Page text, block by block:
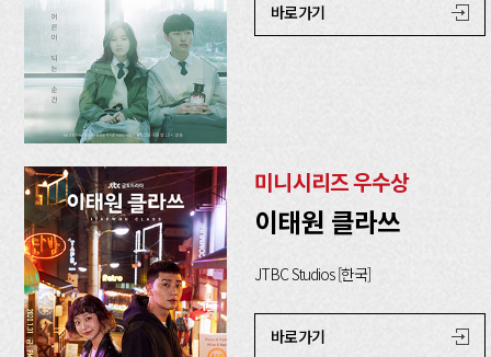
바로가기
미니시리즈 우수상
이태원 클라쓰
JTBC Studios [한국]
바로가기